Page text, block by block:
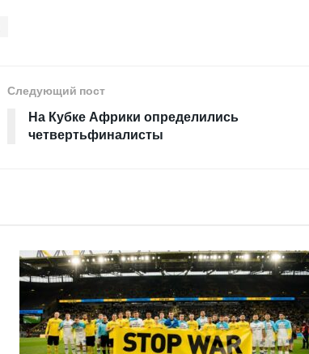
Следующий пост
На Кубке Африки определились
четвертьфиналисты